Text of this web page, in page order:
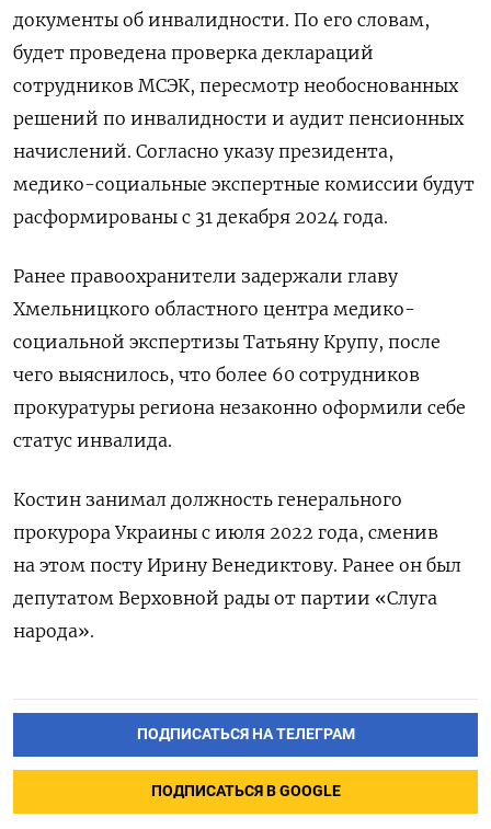
документы об инвалидности. По его словам,
будет проведена проверка деклараций
сотрудников МСЭК, пересмотр необоснованных
решений по инвалидности и аудит пенсионных
начислений. Согласно указу президента,
медико-социальные экспертные комиссии будут
расформированы с 31 декабря 2024 года.
Ранее правоохранители задержали главу
Хмельницкого областного центра медико-
социальной экспертизы Татьяну Крупу, после
чего выяснилось, что более 60 сотрудников
прокуратуры региона незаконно оформили себе
статус инвалида.
Костин занимал должность генерального
прокурора Украины с июля 2022 года, сменив
на этом посту Ирину Венедиктову. Ранее он был
депутатом Верховной рады от партии «Слуга
народа».
ПОДПИСАТЬСЯ НА ТЕЛЕГРАМ
ПОДПИСАТЬСЯ В GOOGLE